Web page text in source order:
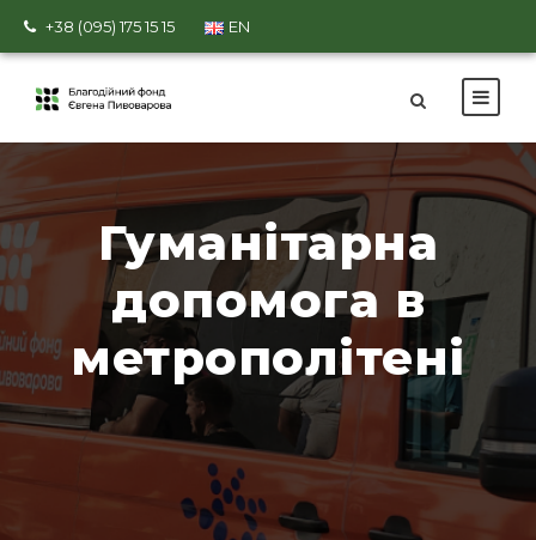
+38 (095) 175 15 15 EN
Гуманітарна
допомога в
метрополітені